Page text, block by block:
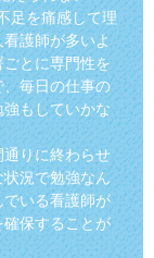
足を痛感して理
護師が多いよ
とに専門性を
毎日の仕事の
もしていかな
りに終わらせ
況で勉強なん
いる看護師が
保することが